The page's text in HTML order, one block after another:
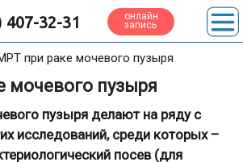
407-32-31 онлайн
запись
при раке мочевого пузыря
мочевого пузыря
пузыря делают на ряду с
исследований, среди которых –
посев (для